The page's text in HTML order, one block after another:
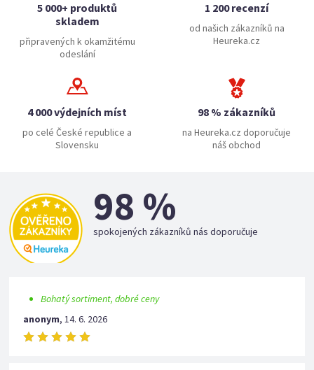
5 000+ produktů
skladem
připravených k okamžitému
odeslání
1 200 recenzí
od našich zákazníků na
Heureka.cz
4 000 výdejních míst
po celé České republice a
Slovensku
98 % zákazníků
na Heureka.cz doporučuje
náš obchod
98 %
spokojených zákazníků nás doporučuje
Bohatý sortiment, dobré ceny
anonym,14. 6. 2026